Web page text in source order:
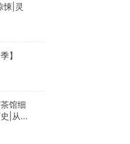
悚|灵
】
馆细
|从努
溥仪|